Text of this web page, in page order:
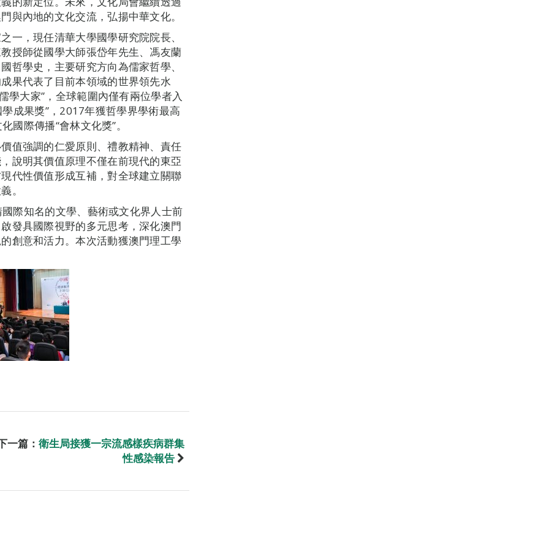
與內地的文化交流，弘揚中華文化。
一，現任清華大學國學研究院院長、
授師從國學大師張岱年先生、馮友蘭
哲學史，主要研究方向為儒家哲學、
果代表了目前本領域的世界領先水
學大家”，全球範圍內僅有兩位學者入
成果獎”，2017年獲哲學界學術最高
國際傳播“會林文化獎”。
值強調的仁愛原則、禮教精神、責任
說明其價值原理不僅在前現代的東亞
代性價值形成互補，對全球建立關聯
。
際知名的文學、藝術或文化界人士前
發具國際視野的多元思考，深化澳門
創意和活力。本次活動獲澳門理工學
一篇： 衛生局接獲一宗流感樣疾病群集
性感染報告